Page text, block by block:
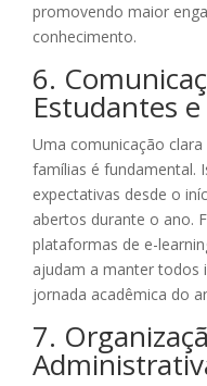
promovendo maior
conhecimento.
6.
Estudantes
Uma comunicação
famílias é fundamental.
expectativas desde o
abertos durante o ano.
plataformas de e-
ajudam a manter todos
jornada acadêmica do
7.